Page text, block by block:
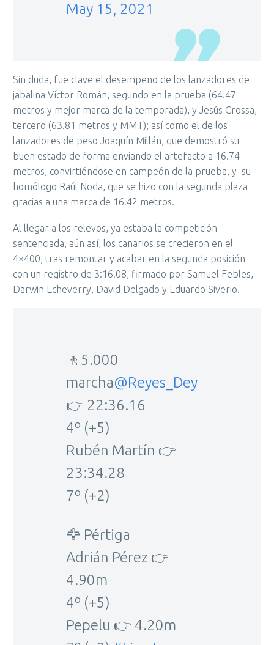
May 15, 2021
Sin duda, fue clave el desempeño de los lanzadores de
jabalina Víctor Román, segundo en la prueba (64.47
metros y mejor marca de la temporada), y Jesús Crossa,
tercero (63.81 metros y MMT); así como el de los
lanzadores de peso Joaquín Millán, que demostró su
buen estado de forma enviando el artefacto a 16.74
metros, convirtiéndose en campeón de la prueba, y su
homólogo Raúl Noda, que se hizo con la segunda plaza
gracias a una marca de 16.42 metros.
Al llegar a los relevos, ya estaba la competición
sentenciada, aún así, los canarios se crecieron en el
4×400, tras remontar y acabar en la segunda posición
con un registro de 3:16.08, firmado por Samuel Febles,
Darwin Echeverry, David Delgado y Eduardo Siverio.
🚶5.000
marcha@Reyes_Dey
👉 22:36.16
4º (+5)
Rubén Martín 👉
23:34.28
7º (+2)
🦅 Pértiga
Adrián Pérez 👉
4.90m
4º (+5)
Pepelu 👉 4.20m